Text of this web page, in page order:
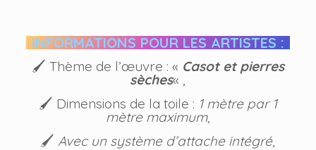
INFORMATIONS POUR LES ARTISTES :
🖌 Thème de l’œuvre : « Casot et pierres
sèches« ,
🖌 Dimensions de la toile : 1 mètre par 1
mètre maximum,
🖌 Avec un système d’attache intégré,